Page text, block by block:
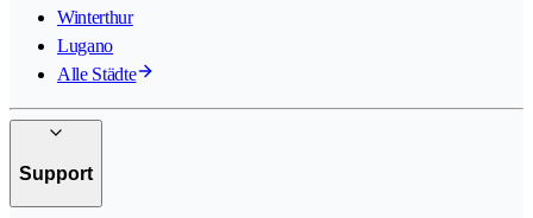
Winterthur
Lugano
Alle Städte
Support